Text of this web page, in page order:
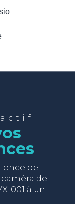
de
de
001 à un